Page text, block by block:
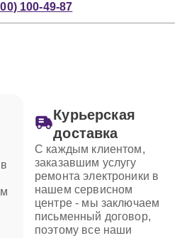
100-49-87
Курьерская
доставка
С каждым клиентом,
заказавшим услугу
ремонта электроники в
нашем сервисном
центре - мы заключаем
письменный договор,
поэтому все наши